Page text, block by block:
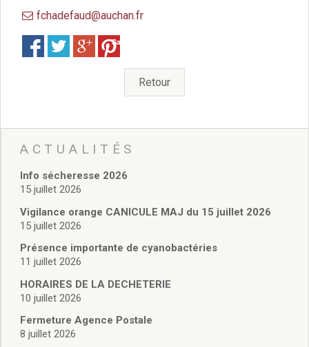
Police Municipale/règlementation
Cimetière/réglementation funéraire
Services en ligne
Licences boissons
Budget de Fonctionnement
Budget d’Investissement
Conseils municipaux
Règlement du conseil municipal
Déliberations 2026
Délibérations 2024
Délibérations 2022
Délibérations 2021
Délibérations 2020
Délibérations 2019
fchadefaud@auchan.fr
Save
Retour
ACTUALITÉS
Info sécheresse 2026
15 juillet 2026
Vigilance orange CANICULE MAJ du 15 juillet 2026
15 juillet 2026
Présence importante de cyanobactéries
11 juillet 2026
HORAIRES DE LA DECHETERIE
10 juillet 2026
Fermeture Agence Postale
8 juillet 2026